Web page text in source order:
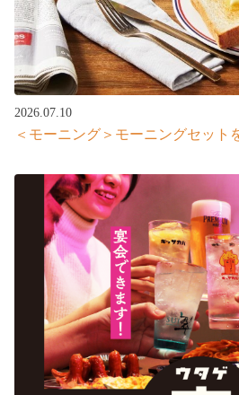
2026.07.10
＜モーニング＞モーニングセット